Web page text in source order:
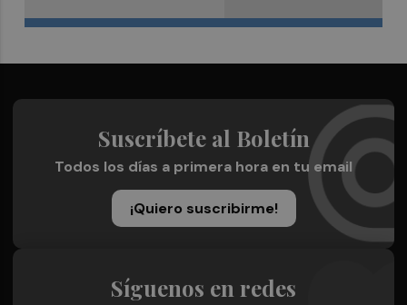
Suscríbete al Boletín
Todos los días a primera hora en tu email
¡Quiero suscribirme!
Síguenos en redes